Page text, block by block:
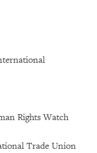
Rights Watch
Trade Union